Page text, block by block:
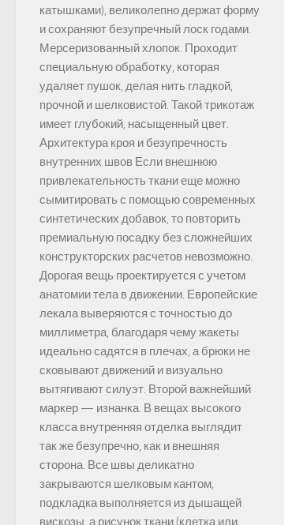
катышками), великолепно держат форму
и сохраняют безупречный лоск годами.
Мерсеризованный хлопок. Проходит
специальную обработку, которая
удаляет пушок, делая нить гладкой,
прочной и шелковистой. Такой трикотаж
имеет глубокий, насыщенный цвет.
Архитектура кроя и безупречность
внутренних швов Если внешнюю
привлекательность ткани еще можно
сымитировать с помощью современных
синтетических добавок, то повторить
премиальную посадку без сложнейших
конструкторских расчетов невозможно.
Дорогая вещь проектируется с учетом
анатомии тела в движении. Европейские
лекала выверяются с точностью до
миллиметра, благодаря чему жакеты
идеально садятся в плечах, а брюки не
сковывают движений и визуально
вытягивают силуэт. Второй важнейший
маркер — изнанка. В вещах высокого
класса внутренняя отделка выглядит
так же безупречно, как и внешняя
сторона. Все швы деликатно
закрываются шелковым кантом,
подкладка выполняется из дышащей
вискозы, а рисунок ткани (клетка или